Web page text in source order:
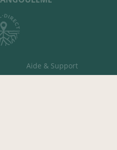
Aide & Support